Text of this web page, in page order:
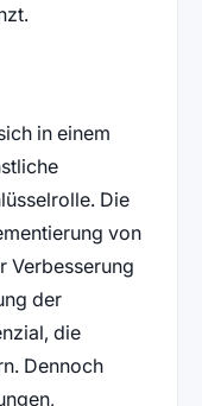
in einem
Die
von
Verbesserung
der
die
Dennoch